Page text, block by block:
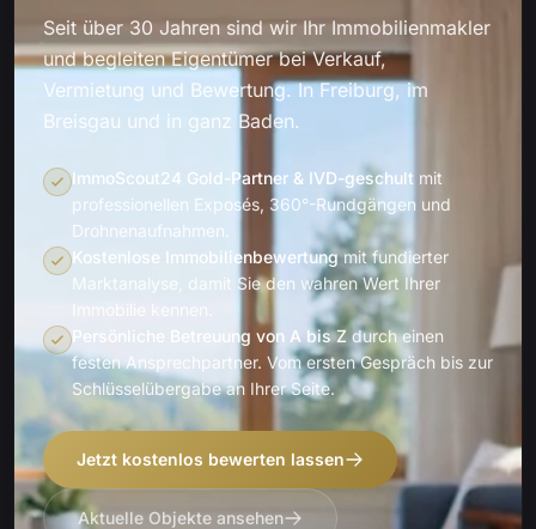
Seit über 30 Jahren sind wir Ihr Immobilienmakler
und begleiten Eigentümer bei Verkauf,
Vermietung und Bewertung. In Freiburg, im
Breisgau und in ganz Baden.
ImmoScout24 Gold-Partner & IVD-geschult mit
professionellen Exposés, 360°-Rundgängen und
Drohnenaufnahmen.
Kostenlose Immobilienbewertungmit fundierter
Marktanalyse, damit Sie den wahren Wert Ihrer
Immobilie kennen.
Persönliche Betreuung von A bis Zdurch einen
festen Ansprechpartner. Vom ersten Gespräch bis zur
Schlüsselübergabe an Ihrer Seite.
Jetzt kostenlos bewerten lassen
Aktuelle Objekte ansehen